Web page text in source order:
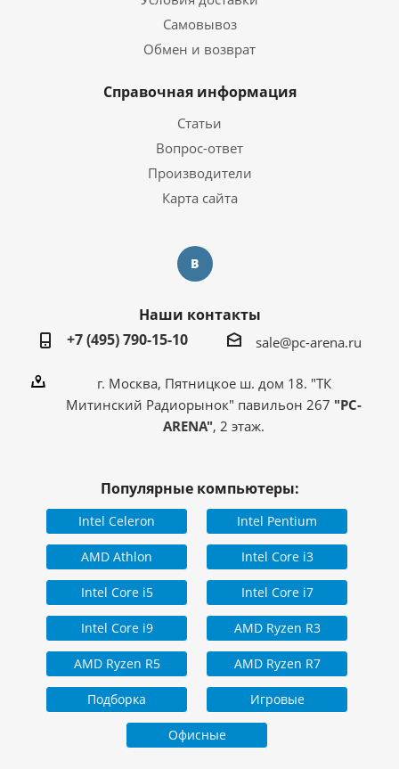
Объем видеопамяти
12 ГБ
Операционная система
Операционная система Windows 10 Pro Trial
ZALMAN N5 MF
Информация о гарантии
Перейти на страницу с
информацией о
гарантии
Страна производитель
с использованием
комплектующих из
стран: Китай,
Индонезия, Малайзия,
Самовывоз
Обмен и возврат
Справочная информация
Статьи
Вопрос-ответ
Производители
Карта сайта
Наши контакты
+7 (495) 790-15-10
sale@pc-arena.ru
г. Москва, Пятницкое ш. дом 18. "ТК
Митинский Радиорынок" павильон 267 "PC-
ARENA", 2 этаж.
Популярные компьютеры:
Intel Celeron Intel Pentium
AMD Athlon Intel Core i3
Intel Core i5 Intel Core i7
Intel Core i9 AMD Ryzen R3
AMD Ryzen R5 AMD Ryzen R7
Подборка Игровые
Офисные